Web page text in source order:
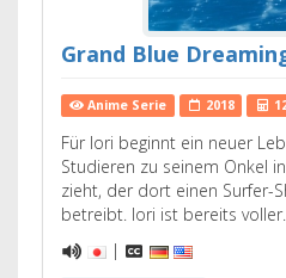
Grand Blue
Anime Serie 2018
Für Iori beginnt ein neuer
Studieren zu seinem Onkel
zieht, der dort einen Surfer-
betreibt. Iori ist bereits
|